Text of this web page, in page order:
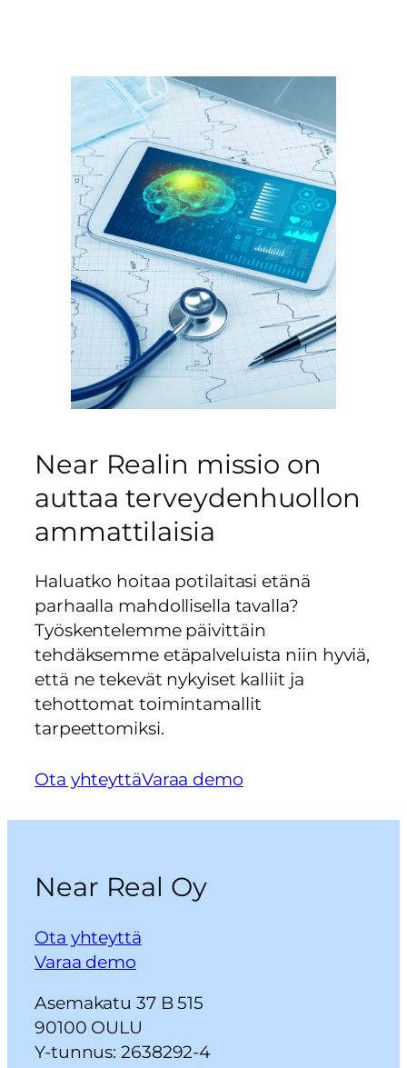
Near Realin missio on
auttaa terveydenhuollon
ammattilaisia
Haluatko hoitaa potilaitasi etänä
parhaalla mahdollisella tavalla?
Työskentelemme päivittäin
tehdäksemme etäpalveluista niin hyviä,
että ne tekevät nykyiset kalliit ja
tehottomat toimintamallit
tarpeettomiksi.
Ota yhteyttäVaraa demo
Near Real Oy
Ota yhteyttä
Varaa demo
Asemakatu 37 B 515
90100 OULU
Y-tunnus: 2638292-4